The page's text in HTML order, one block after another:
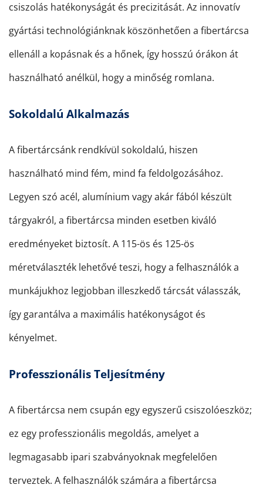
csiszolás hatékonyságát és precizitását. Az innovatív
gyártási technológiánknak köszönhetően a fibertárcsa
ellenáll a kopásnak és a hőnek, így hosszú órákon át
használható anélkül, hogy a minőség romlana.
Sokoldalú Alkalmazás
A fibertárcsánk rendkívül sokoldalú, hiszen
használható mind fém, mind fa feldolgozásához.
Legyen szó acél, alumínium vagy akár fából készült
tárgyakról, a fibertárcsa minden esetben kiváló
eredményeket biztosít. A 115-ös és 125-ös
méretválaszték lehetővé teszi, hogy a felhasználók a
munkájukhoz legjobban illeszkedő tárcsát válasszák,
így garantálva a maximális hatékonyságot és
kényelmet.
Professzionális Teljesítmény
A fibertárcsa nem csupán egy egyszerű csiszolóeszköz;
ez egy professzionális megoldás, amelyet a
legmagasabb ipari szabványoknak megfelelően
terveztek. A felhasználók számára a fibertárcsa